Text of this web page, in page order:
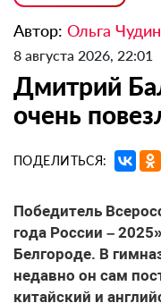
Автор: Ольга
8 августа 2026, 22:01
Дмитрий
очень
ПОДЕЛИТЬСЯ:
Победитель
года России –
Белгороде. В
недавно он сам
китайский и